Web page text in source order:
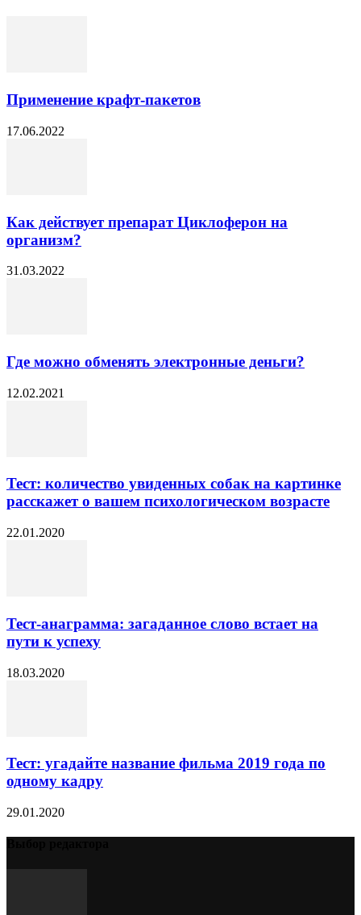
Применение крафт-пакетов
17.06.2022
Как действует препарат Циклоферон на
организм?
31.03.2022
Где можно обменять электронные деньги?
12.02.2021
Тест: количество увиденных собак на картинке
расскажет о вашем психологическом возрасте
22.01.2020
Тест-анаграмма: загаданное слово встает на
пути к успеху
18.03.2020
Тест: угадайте название фильма 2019 года по
одному кадру
29.01.2020